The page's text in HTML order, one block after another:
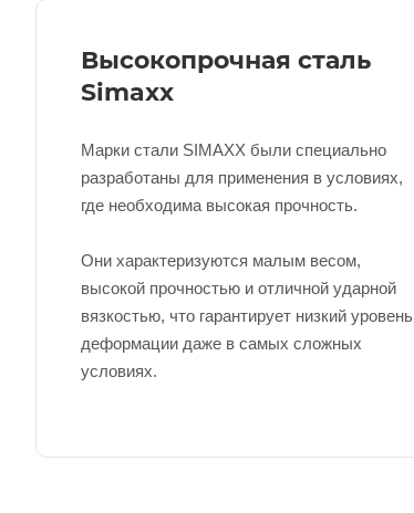
Высокопрочная сталь
Simaxx
Марки стали SIMAXX были специально
разработаны для применения в условиях,
где необходима высокая прочность.
Они характеризуются малым весом,
высокой прочностью и отличной ударной
вязкостью, что гарантирует низкий уровень
деформации даже в самых сложных
условиях.